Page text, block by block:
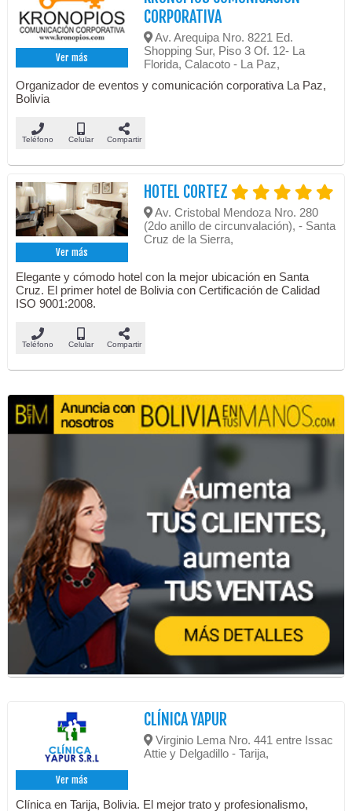
Ver más
CORPORATIVA
Av. Arequipa Nro. 8221 Ed.
Shopping Sur, Piso 3 Of. 12- La
Florida, Calacoto - La Paz,
Organizador de eventos y comunicación corporativa La Paz,
Bolivia
Teléfono Celular Compartir
Ver más
HOTEL CORTEZ
Av. Cristobal Mendoza Nro. 280
(2do anillo de circunvalación), - Santa
Cruz de la Sierra,
Elegante y cómodo hotel con la mejor ubicación en Santa
Cruz. El primer hotel de Bolivia con Certificación de Calidad
ISO 9001:2008.
Teléfono Celular Compartir
Ver más
CLÍNICA YAPUR
Virginio Lema Nro. 441 entre Issac
Attie y Delgadillo - Tarija,
Clínica en Tarija, Bolivia. El mejor trato y profesionalismo,